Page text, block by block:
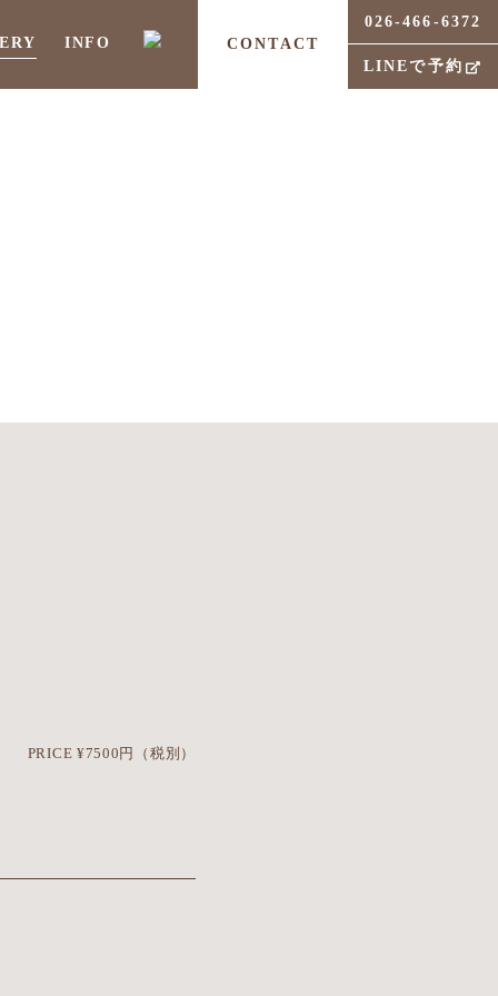
INFO CONTACT
026-466-6372
LINEで予約
PRICE ¥7500円（税別）